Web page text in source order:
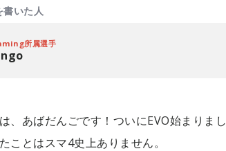
書いた人
所属選手
、あばだんごです！ついにEVO始まりま
ことはスマ4史上ありません。